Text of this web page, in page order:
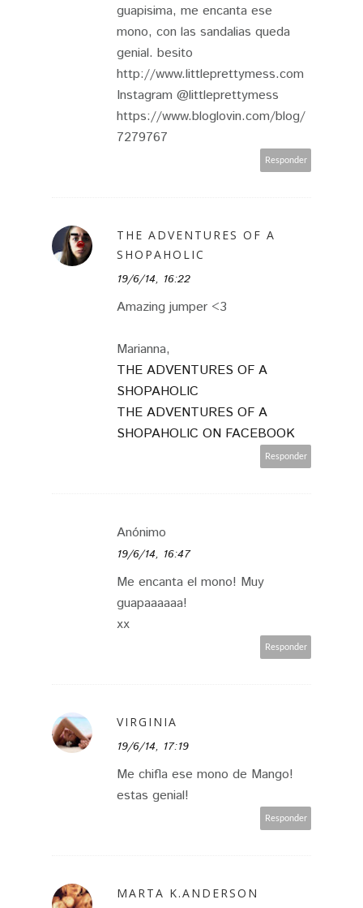
guapisima, me encanta ese
mono, con las sandalias queda
genial. besito
http://www.littleprettymess.com
Instagram @littleprettymess
https://www.bloglovin.com/blog/
7279767
Responder
THE ADVENTURES OF A
SHOPAHOLIC
19/6/14, 16:22
Amazing jumper <3
Marianna,
THE ADVENTURES OF A
SHOPAHOLIC
THE ADVENTURES OF A
SHOPAHOLIC ON FACEBOOK
Responder
Anónimo
19/6/14, 16:47
Me encanta el mono! Muy
guapaaaaaa!
xx
Responder
VIRGINIA
19/6/14, 17:19
Me chifla ese mono de Mango!
estas genial!
Responder
MARTA K.ANDERSON